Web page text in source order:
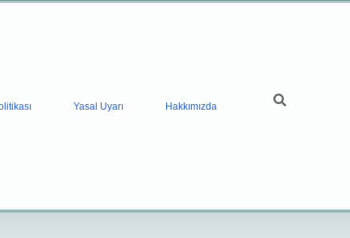
Yasal Uyarı Hakkımızda